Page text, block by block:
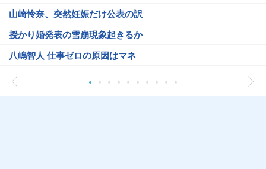
山崎怜奈、突然妊娠だけ公表の訳
授かり婚発表の雪崩現象起きるか
八嶋智人 仕事ゼロの原因はマネ